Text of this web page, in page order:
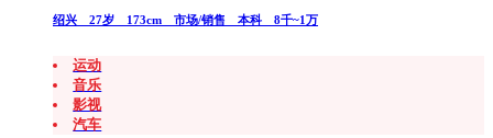
绍兴 27岁 173cm 市场/销售 本科 8千~1万
运动
音乐
影视
汽车